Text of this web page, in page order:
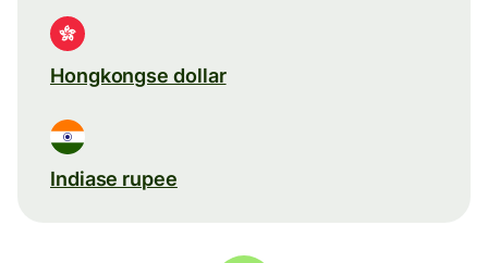
Hongkongse dollar
Indiase rupee